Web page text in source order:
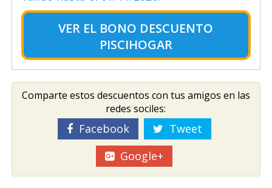
VER EL BONO DESCUENTO
PISCIHOGAR
Comparte estos descuentos con tus amigos en las
redes sociles:
Facebook
Tweet
Google+